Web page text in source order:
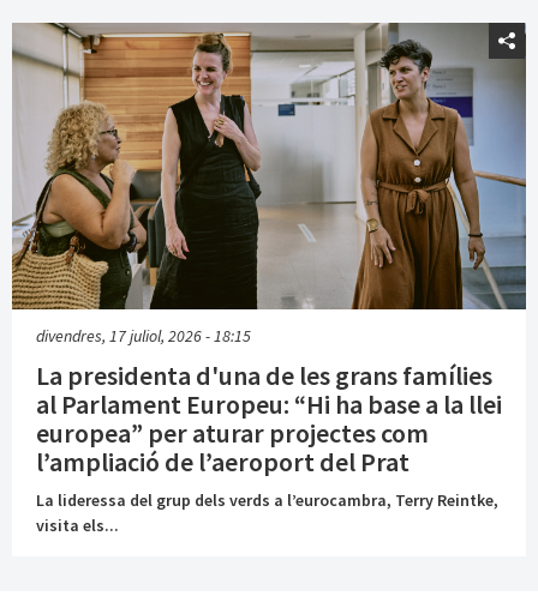
divendres, 17 juliol, 2026 - 18:15
La presidenta d'una de les grans famílies
al Parlament Europeu: “Hi ha base a la llei
europea” per aturar projectes com
l’ampliació de l’aeroport del Prat
La lideressa del grup dels verds a l’eurocambra, Terry Reintke,
visita els...